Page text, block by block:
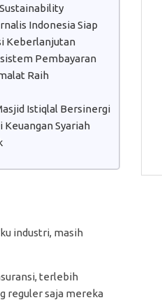
Indonesia Siap
Keberlanjutan
Pembayaran
Raih
Istiqlal Bersinergi
Syariah
industri, masih
terlebih
reguler saja mereka